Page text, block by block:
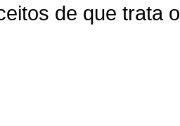
de que trata